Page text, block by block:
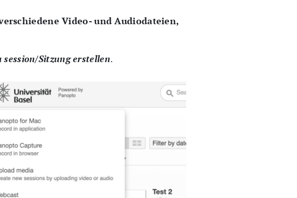
Video- und Audiodateien,
session/Sitzung erstellen.